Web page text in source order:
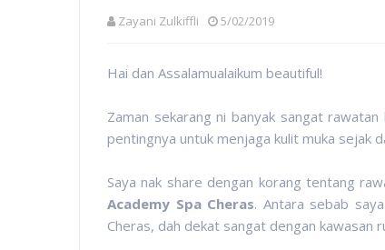
Zayani Zulkiffli 5/02/2019
Hai dan Assalamualaikum beautiful!
Zaman sekarang ni banyak sangat
pentingnya untuk menjaga kulit muka sejak
Saya nak share dengan korang tentang
Academy Spa Cheras. Antara sebab
Cheras, dah dekat sangat dengan kawasan